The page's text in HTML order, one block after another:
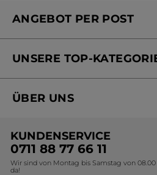
Mein Konto
Online Preisliste
ANGEBOT PER POST
Versandhandel Preisliste
UNSERE TOP-
Black Friday Yves Rocher
Geschenkideen Yves Rocher
Kollektion Monoi Yves Rocher
ÜBER UNS
Umweltstiftung YR
Affiliate Programm
KUNDENSERVICE
0711 88 77 66 11
Wir sind von Montag bis Samstag von
da!